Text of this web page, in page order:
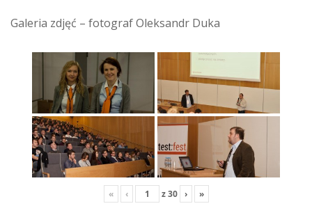
Galeria zdjęć – fotograf Oleksandr Duka
« ‹ z30 › »